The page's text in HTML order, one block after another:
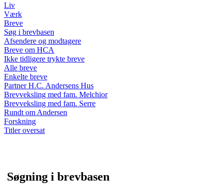
Liv
Værk
Breve
Søg i brevbasen
Afsendere og modtagere
Breve om HCA
Ikke tidligere trykte breve
Alle breve
Enkelte breve
Partner H.C. Andersens Hus
Brevveksling med fam. Melchior
Brevveksling med fam. Serre
Rundt om Andersen
Forskning
Titler oversat
Søgning i brevbasen